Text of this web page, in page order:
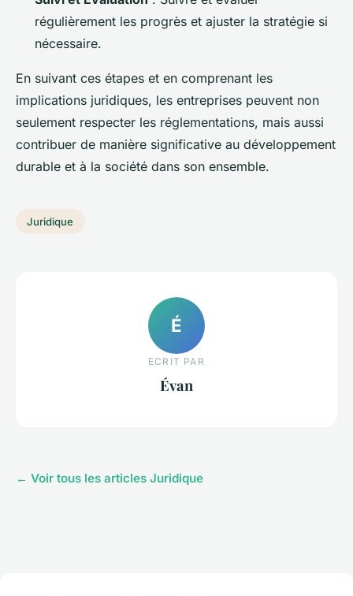
régulièrement les progrès et ajuster la stratégie si
nécessaire.
En suivant ces étapes et en comprenant les
implications juridiques, les entreprises peuvent non
seulement respecter les réglementations, mais aussi
contribuer de manière significative au développement
durable et à la société dans son ensemble.
Juridique
É
ECRIT PAR
Évan
← Voir tous les articles Juridique